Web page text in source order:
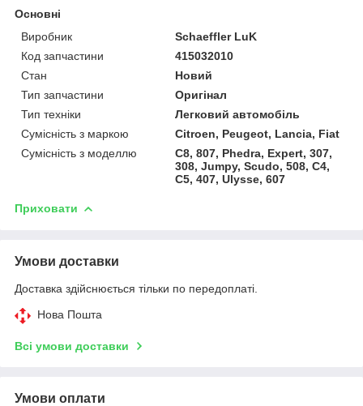
Основні
Виробник
Schaeffler LuK
Код запчастини
415032010
Стан
Новий
Тип запчастини
Оригінал
Тип техніки
Легковий автомобіль
Сумісність з маркою
Citroen, Peugeot, Lancia, Fiat
Сумісність з моделлю
C8, 807, Phedra, Expert, 307,
308, Jumpy, Scudo, 508, C4,
C5, 407, Ulysse, 607
Приховати
Умови доставки
Доставка здійснюється тільки по передоплаті.
Нова Пошта
Всі умови доставки
Умови оплати